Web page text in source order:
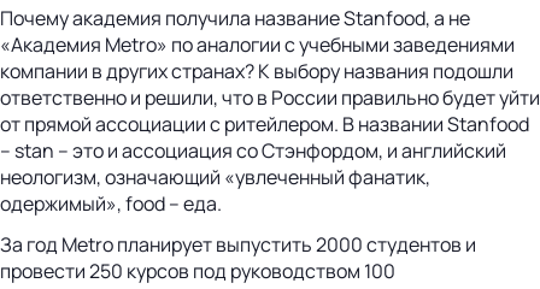
Почему академия получила название Stanfood, а не
«Академия Metro» по аналогии с учебными заведениями
компании в других странах? К выбору названия подошли
ответственно и решили, что в России правильно будет уйти
от прямой ассоциации с ритейлером. В названии Stanfood
– stan – это и ассоциация со Стэнфордом, и английский
неологизм, означающий «увлеченный фанатик,
одержимый», food – еда.
За год Metro планирует выпустить 2000 студентов и
провести 250 курсов под руководством 100